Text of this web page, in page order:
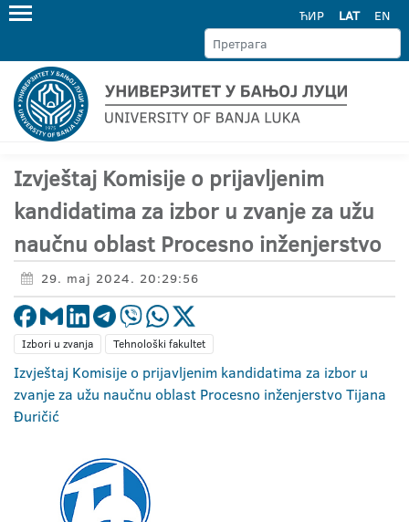
ЋИР LAT EN
Izvještaj Komisije o prijavljenim
kandidatima za izbor u zvanje za užu
naučnu oblast Procesno inženjerstvo
29. maj 2024. 20:29:56
Izbori u zvanja Tehnološki fakultet
Izvještaj Komisije o prijavljenim kandidatima za izbor u
zvanje za užu naučnu oblast Procesno inženjerstvo Tijana
Đuričić